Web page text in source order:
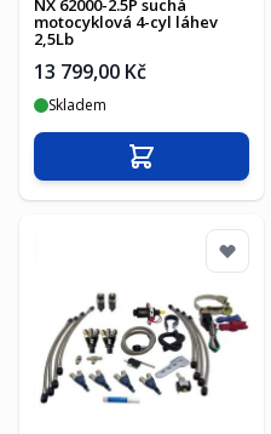
NX 62000-2.5P suchá
motocyklová 4-cyl láhev
2,5Lb
13 799,00 Kč
Skladem
Přidat do košíku